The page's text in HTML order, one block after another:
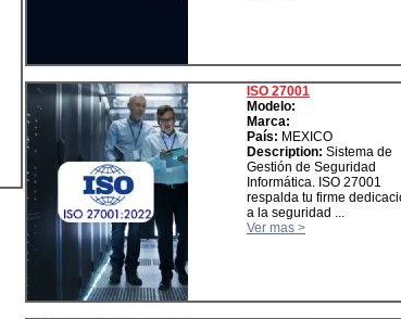
ISO 27001
Modelo:
Marca:
País: MEXICO
Description: Sistema de
Gestión de Seguridad
Informática. ISO 27001
respalda tu firme
a la seguridad ...
Ver mas >